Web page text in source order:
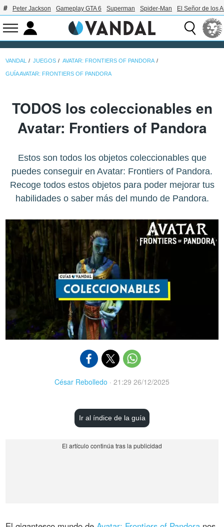
Peter Jackson Gameplay GTA 6 Superman Spider-Man El Señor de los
VANDAL JUEGOS AVATAR: FRONTIERS OF PANDORA
GUÍA AVATAR: FRONTIERS OF PANDORA
TODOS los coleccionables en
Avatar: Frontiers of Pandora
Estos son todos los objetos coleccionables que
puedes conseguir en Avatar: Frontiers of Pandora.
Recoge todos estos objetos para poder mejorar tus
habilidades o saber más del mundo de Pandora.
César Rebolledo · 21:29 26/12/2025
Ir al índice de la guía